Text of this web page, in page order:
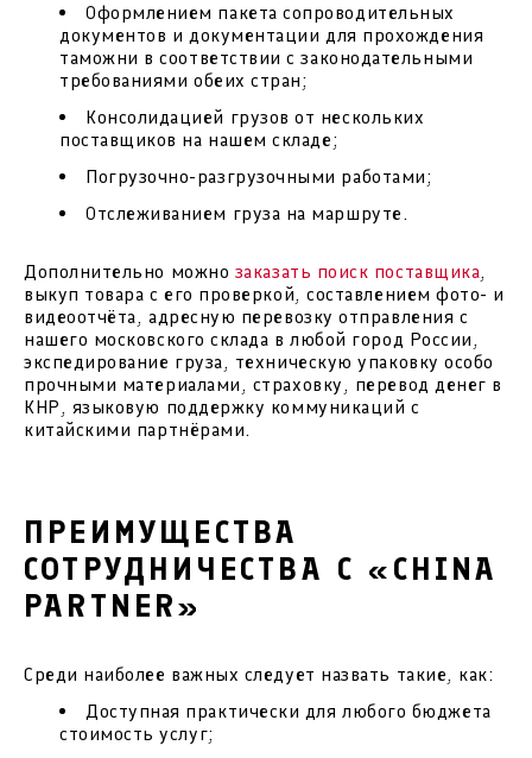
Оформлением пакета сопроводительных
документов и документации для прохождения
таможни в соответствии с законодательными
требованиями обеих стран;
Консолидацией грузов от нескольких
поставщиков на нашем складе;
Погрузочно-разгрузочными работами;
Отслеживанием груза на маршруте.
Дополнительно можно заказать поиск поставщика,
выкуп товара с его проверкой, составлением фото- и
видеоотчёта, адресную перевозку отправления с
нашего московского склада в любой город России,
экспедирование груза, техническую упаковку особо
прочными материалами, страховку, перевод денег в
КНР, языковую поддержку коммуникаций с
китайскими партнёрами.
ПРЕИМУЩЕСТВА
СОТРУДНИЧЕСТВА С «CHINA
PARTNER»
Среди наиболее важных следует назвать такие, как:
Доступная практически для любого бюджета
стоимость услуг;